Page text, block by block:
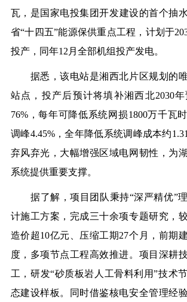
瓦，是国家电投集团开发建设的首个抽
省“十四五”能源保供重点工程 ，计划于
投产，同年12月全部机组投产发电。
据悉，该电站是湘西北片区规划的唯
站点，投产后预计将填补湘西北2030
76%，每年可降低系统网损1800万千瓦
调峰4.45%，全年降低系统调峰成本约
弃风弃光，大幅增强区域电网韧性，为
系统提供重要支撑。
据了解，项目团队秉持“深严精优”
计施工方案，完成三十余项专题研究，
造价超10亿元、压缩工期27个月，前期
度，多项节点工程高效推进。项目深耕
工，研发“砂质板岩人工骨料利用”技术
态建设样板。同时借鉴核电安全管理经